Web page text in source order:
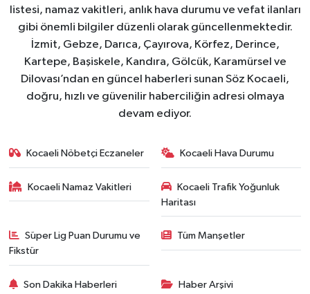
listesi, namaz vakitleri, anlık hava durumu ve vefat ilanları
gibi önemli bilgiler düzenli olarak güncellenmektedir.
İzmit, Gebze, Darıca, Çayırova, Körfez, Derince,
Kartepe, Başiskele, Kandıra, Gölcük, Karamürsel ve
Dilovası’ndan en güncel haberleri sunan Söz Kocaeli,
doğru, hızlı ve güvenilir haberciliğin adresi olmaya
devam ediyor.
Kocaeli Nöbetçi Eczaneler Kocaeli Hava Durumu
Kocaeli Namaz Vakitleri
Kocaeli Trafik Yoğunluk
Haritası
Süper Lig Puan Durumu ve
Fikstür
Tüm Manşetler
Son Dakika Haberleri Haber Arşivi